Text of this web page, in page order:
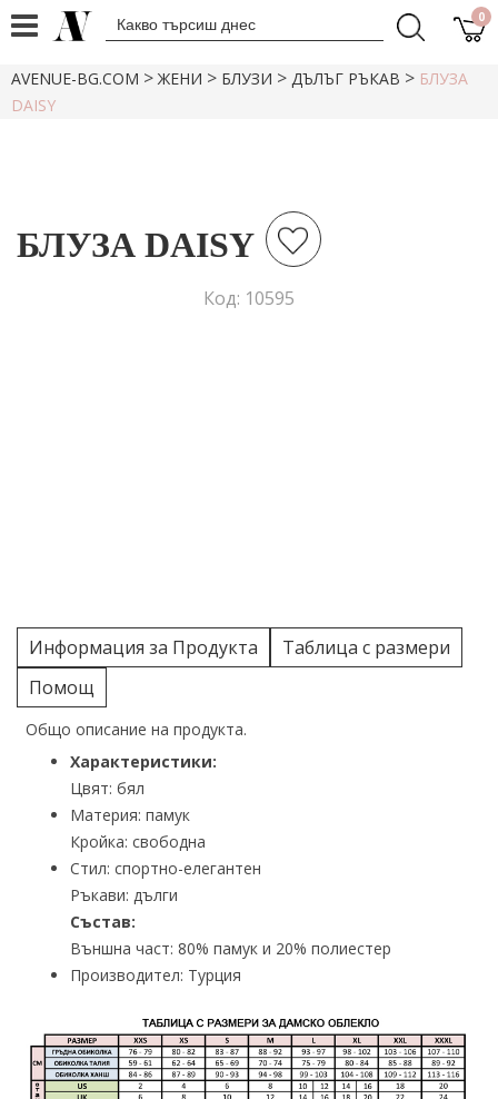
0
AVENUE-BG.COM >ЖЕНИ > БЛУЗИ > ДЪЛЪГ РЪКАВ > БЛУЗА
DAISY
БЛУЗА DAISY
Код: 10595
Информация за Продукта
Таблица с размери
Помощ
Общо описание на продукта.
Характеристики:
Цвят: бял
Материя: памук
Кройка: свободна
Стил: спортно-елегантен
Ръкави: дълги
Състав:
Външна част: 80% памук и 20% полиестер
Производител: Турция